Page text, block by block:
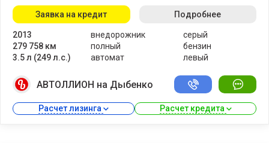
2013
279 758 км
3.5 л (249 л.с.)
внедорожник
полный
автомат
серый
бензин
левый
Заявка на кредит Подробнее
АВТОЛЛИОН на Дыбенко
Расчет лизинга Расчет кредита